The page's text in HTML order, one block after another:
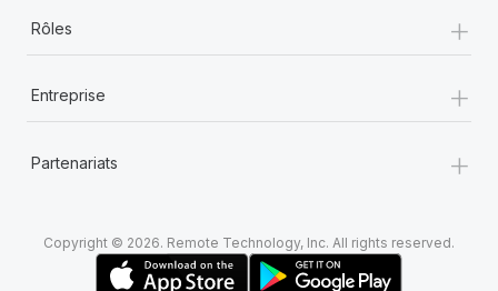
Rôles +
Entreprise +
Partenariats +
Copyright © 2026. Remote Technology, Inc. All rights reserved.